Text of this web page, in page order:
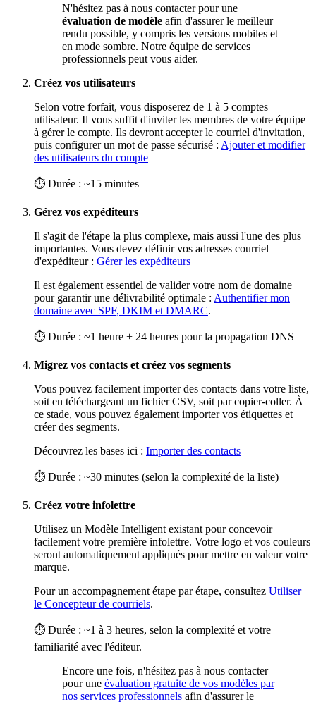
N'hésitez pas à nous contacter pour une
évaluation de modèle afin d'assurer le meilleur
rendu possible, y compris les versions mobiles et
en mode sombre. Notre équipe de services
professionnels peut vous aider.
Créez vos utilisateurs
Selon votre forfait, vous disposerez de 1 à 5 comptes
utilisateur. Il vous suffit d'inviter les membres de votre équipe
à gérer le compte. Ils devront accepter le courriel d'invitation,
puis configurer un mot de passe sécurisé : Ajouter et modifier
des utilisateurs du compte
⏱ Durée : ~15 minutes
Gérez vos expéditeurs
Il s'agit de l'étape la plus complexe, mais aussi l'une des plus
importantes. Vous devez définir vos adresses courriel
d'expéditeur : Gérer les expéditeurs
Il est également essentiel de valider votre nom de domaine
pour garantir une délivrabilité optimale : Authentifier mon
domaine avec SPF, DKIM et DMARC.
⏱ Durée : ~1 heure + 24 heures pour la propagation DNS
Migrez vos contacts et créez vos segments
Vous pouvez facilement importer des contacts dans votre liste,
soit en téléchargeant un fichier CSV, soit par copier-coller. À
ce stade, vous pouvez également importer vos étiquettes et
créer des segments.
Découvrez les bases ici : Importer des contacts
⏱ Durée : ~30 minutes (selon la complexité de la liste)
Créez votre infolettre
Utilisez un Modèle Intelligent existant pour concevoir
facilement votre première infolettre. Votre logo et vos couleurs
seront automatiquement appliqués pour mettre en valeur votre
marque.
Pour un accompagnement étape par étape, consultez Utiliser
le Concepteur de courriels.
⏱ Durée : ~1 à 3 heures, selon la complexité et votre
familiarité avec l'éditeur.
Encore une fois, n'hésitez pas à nous contacter
pour une évaluation gratuite de vos modèles par
nos services professionnels afin d'assurer le